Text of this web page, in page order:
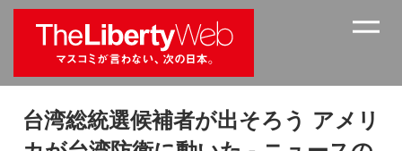
台湾総統選候補者が出そろう アメリ